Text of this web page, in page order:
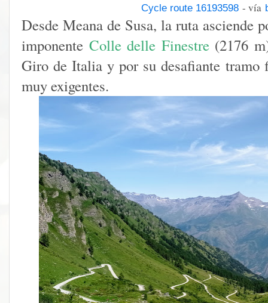
Cycle route 16193598 - vía
Desde Meana de Susa, la ruta asciende
imponente Colle delle Finestre(2176
Giro de Italia y por su desafiante tramo
muy exigentes.